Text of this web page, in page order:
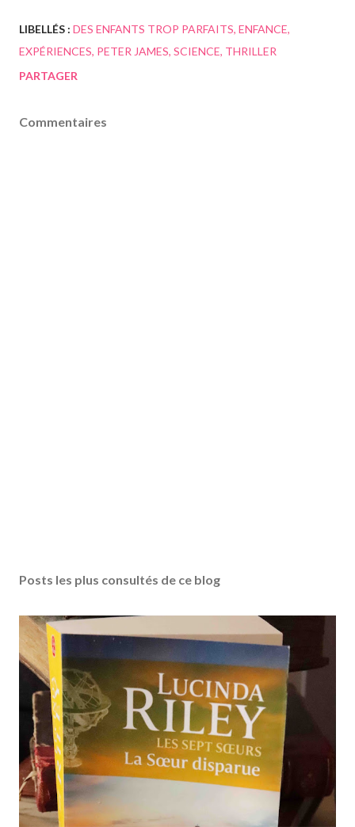
LIBELLÉS : DES ENFANTS TROP PARFAITS ENFANCE
EXPÉRIENCES PETER JAMES SCIENCE THRILLER
PARTAGER
Commentaires
Posts les plus consultés de ce blog